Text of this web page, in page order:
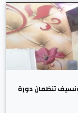
تنظمان دورة